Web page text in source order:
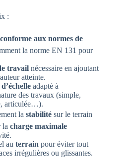
:
aux normes de
la norme EN 131 pour
travail nécessaire en ajoutant
atteinte.
adapté à
des travaux (simple,
articulée…).
la stabilité sur le terrain
la charge maximale
au terrain pour éviter tout
irrégulières ou glissantes.